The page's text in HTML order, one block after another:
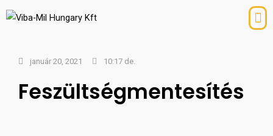
január 20, 2021 10:17 de.
Feszültségmentesítés